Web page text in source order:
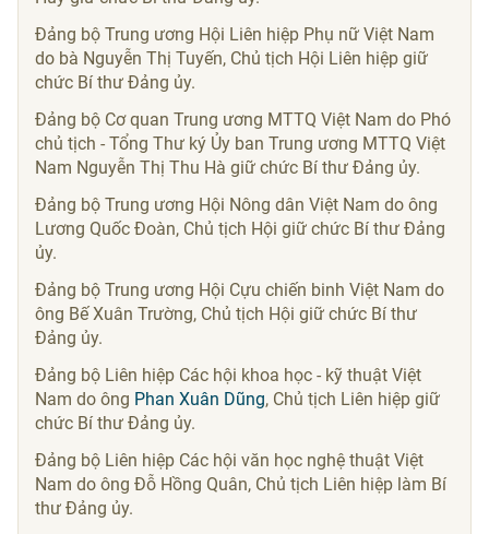
Đảng bộ Trung ương Hội Liên hiệp Phụ nữ Việt Nam
do bà Nguyễn Thị Tuyến, Chủ tịch Hội Liên hiệp giữ
chức Bí thư Đảng ủy.
Đảng bộ Cơ quan Trung ương MTTQ Việt Nam do Phó
chủ tịch - Tổng Thư ký Ủy ban Trung ương MTTQ Việt
Nam Nguyễn Thị Thu Hà giữ chức Bí thư Đảng ủy.
Đảng bộ Trung ương Hội Nông dân Việt Nam do ông
Lương Quốc Đoàn, Chủ tịch Hội giữ chức Bí thư Đảng
ủy.
Đảng bộ Trung ương Hội Cựu chiến binh Việt Nam do
ông Bế Xuân Trường, Chủ tịch Hội giữ chức Bí thư
Đảng ủy.
Đảng bộ Liên hiệp Các hội khoa học - kỹ thuật Việt
Nam do ông Phan Xuân Dũng, Chủ tịch Liên hiệp giữ
chức Bí thư Đảng ủy.
Đảng bộ Liên hiệp Các hội văn học nghệ thuật Việt
Nam do ông Đỗ Hồng Quân, Chủ tịch Liên hiệp làm Bí
thư Đảng ủy.